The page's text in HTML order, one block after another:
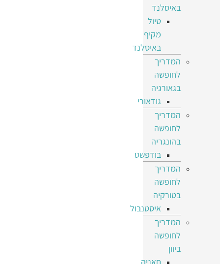
באיסלנד
טיול
מקיף
באיסלנד
המדריך
לחופשה
בגאורגיה
גודאורי
המדריך
לחופשה
בהונגריה
בודפשט
המדריך
לחופשה
בטורקיה
איסטנבול
המדריך
לחופשה
ביוון
חאניה,